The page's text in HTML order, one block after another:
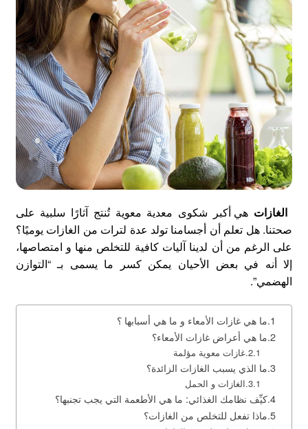
الغازاتهي أكبر شكوى معدية معوية تُنتج آثارًا سلبية على
صحتنا. هل تعلم أن أجسامنا تولد عدة لترات من الغازات يوميًا؟
على الرغم من أن لدينا آليات كافية للتخلص منها و امتصاصها،
إلا أنه في بعض الأحيان يمكن كسر ما يسمى بـ “التوازن
الهضمي”.
ما هي غازات الأمعاء و ما هي أسبابها ؟
ما هي أعراض غازات الأمعاء؟
غازات معوية مؤلمة
ما الذي يسبب الغازات الزائدة؟
الغازات و الحمل
كيِّف نظامك الغذائي: ما هي الأطعمة التي يجب تجنبها؟
ماذا تفعل للتخلص من الغازات؟